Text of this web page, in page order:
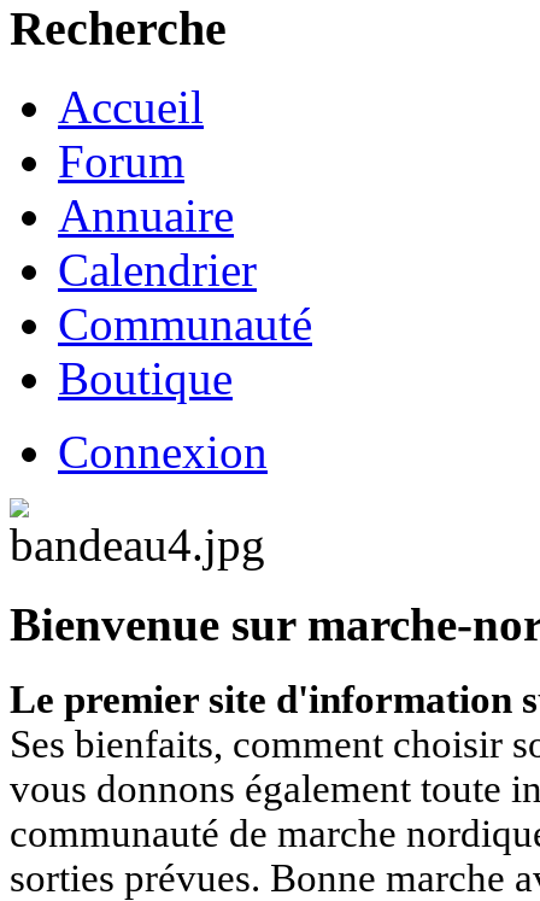
Recherche
Accueil
Forum
Annuaire
Calendrier
Communauté
Boutique
Connexion
Bienvenue sur marche-
Le premier site d'information
Ses bienfaits, comment choisir
vous donnons également toute
communauté de marche
sorties prévues. Bonne marche